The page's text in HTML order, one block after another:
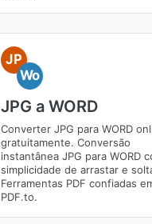
JP
Wo
JPG a WORD
Converter JPG para WORD
gratuitamente. Conversão
instantânea JPG para WORD
simplicidade de arrastar e
Ferramentas PDF confiadas
PDF.to.